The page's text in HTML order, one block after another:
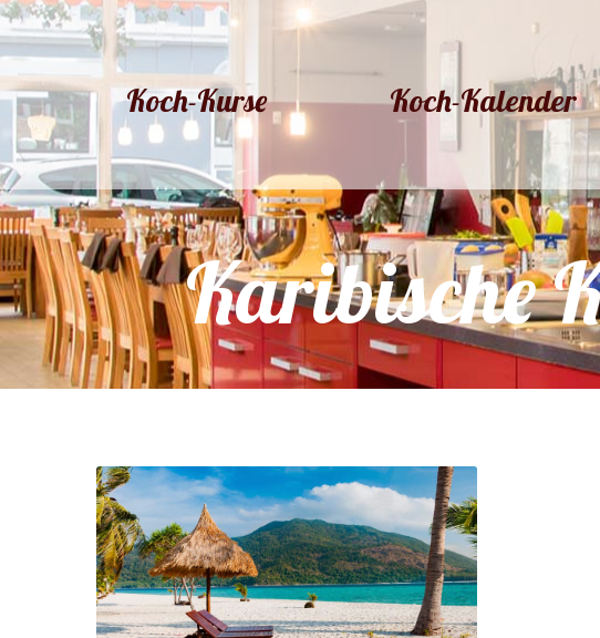
Koch-Kurse Koch-Kalender
Karibische
Koch-Kurse Koch-Kalender